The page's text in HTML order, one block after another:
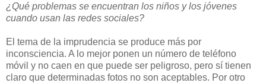
¿Qué problemas se encuentran los niños y los jóvenes
cuando usan las redes sociales?
El tema de la imprudencia se produce más por
inconsciencia. A lo mejor ponen un número de teléfono
móvil y no caen en que puede ser peligroso, pero sí tienen
claro que determinadas fotos no son aceptables. Por otro